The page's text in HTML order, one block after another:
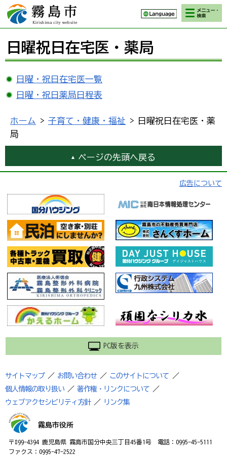
霧島市 Kirishima
city website
検索・メニ
ュー
日曜祝日在宅医・薬局
日曜・祝日在宅医一覧
日曜・祝日薬局日程表
ホーム > 子育て・健康・福祉 > 日曜祝日在宅医・薬
局
ページの先頭へ戻る
広告について
PC版を表示
サイトマップ ／ お問い合わせ ／ このサイトについて
／
個人情報の取り扱い ／ 著作権・リンクについて ／
ウェブアクセシビリティ方針 ／ リンク集
霧島市役所
〒899-4394 鹿児島県 霧島市国分中央三丁目45番1号 電話：0995-45-5111
ファクス：0995-47-2522